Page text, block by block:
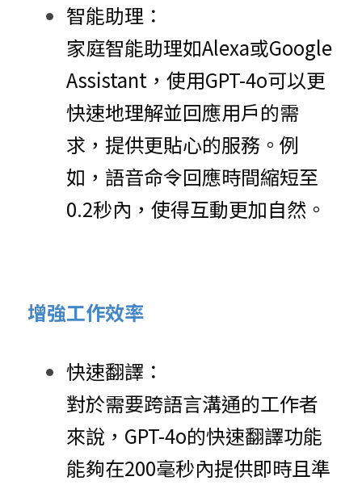
智能助理：
家庭智能助理如Alexa或Google
Assistant，使用GPT-4o可以更
快速地理解並回應用戶的需
求，提供更貼心的服務。例
如，語音命令回應時間縮短至
0.2秒內，使得互動更加自然。
增強工作效率
快速翻譯：
對於需要跨語言溝通的工作者
來說，GPT-4o的快速翻譯功能
能夠在200毫秒內提供即時且準